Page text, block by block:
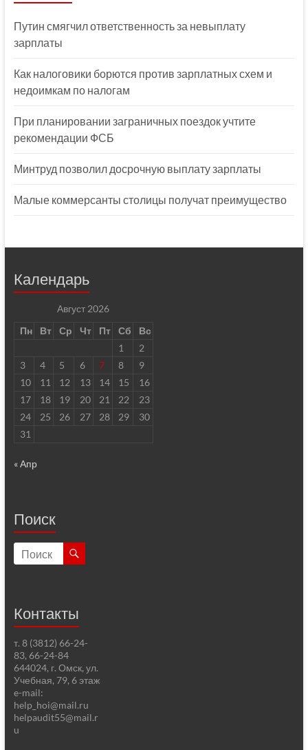
Путин смягчил ответственность за невыплату
зарплаты
Как налоговики борются против зарплатных схем и
недоимкам по налогам
При планировании заграничных поездок учтите
рекомендации ФСБ
Минтруд позволил досрочную выплату зарплаты
Малые коммерсанты столицы получат преимущество
Календарь
Август 2026
Пн
Вт Ср Чт Пт Сб
Вс
1
2
3
4 5 6 7 8
9
10
11 12 13 14 15
16
17
18 19 20 21 22
23
24
25 26 27 28 29
30
31
« Апр
Поиск
Контакты
т. 8 (3812) 66-24-
83, 66-24-84
644024, г. Омск, ул.
Учебная, 79, 6 этаж
e-mail:
help_hoi@mail.ru
helpaudit55@mail.r
u